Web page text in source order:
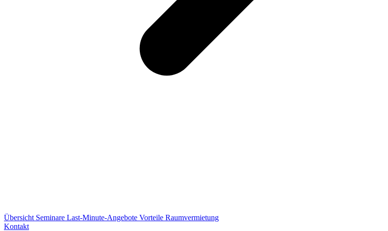
Übersicht Seminare Last-Minute-Angebote Vorteile Raumvermietung
Kontakt